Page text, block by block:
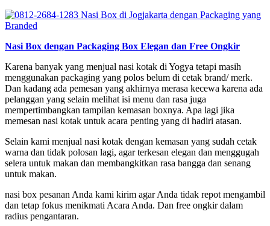
Nasi Box dengan Packaging Box Elegan dan Free Ongkir
Karena banyak yang menjual nasi kotak di Yogya tetapi masih
menggunakan packaging yang polos belum di cetak brand/ merk.
Dan kadang ada pemesan yang akhirnya merasa kecewa karena ada
pelanggan yang selain melihat isi menu dan rasa juga
mempertimbangkan tampilan kemasan boxnya. Apa lagi jika
memesan nasi kotak untuk acara penting yang di hadiri atasan.
Selain kami menjual nasi kotak dengan kemasan yang sudah cetak
warna dan tidak polosan lagi, agar terkesan elegan dan menggugah
selera untuk makan dan membangkitkan rasa bangga dan senang
untuk makan.
nasi box pesanan Anda kami kirim agar Anda tidak repot mengambil
dan tetap fokus menikmati Acara Anda. Dan free ongkir dalam
radius pengantaran.